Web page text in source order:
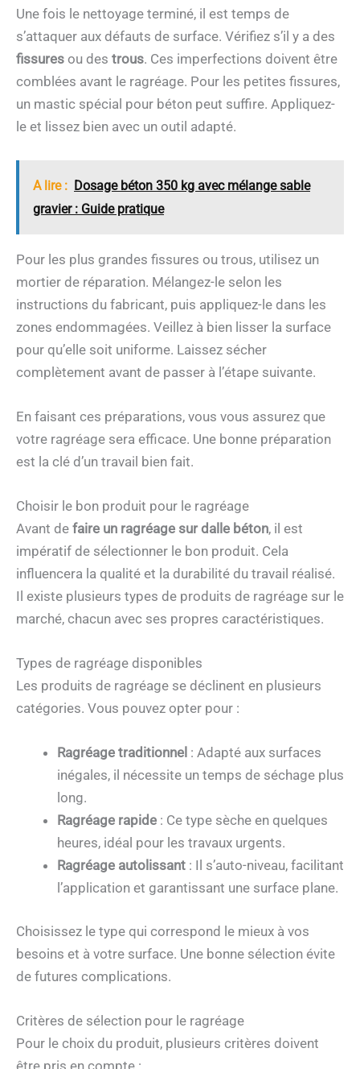
Une fois le nettoyage terminé, il est temps de
s’attaquer aux défauts de surface. Vérifiez s’il y a des
fissures ou des trous. Ces imperfections doivent être
comblées avant le ragréage. Pour les petites fissures,
un mastic spécial pour béton peut suffire. Appliquez-
le et lissez bien avec un outil adapté.
A lire : Dosage béton 350 kg avec mélange sable
gravier : Guide pratique
Pour les plus grandes fissures ou trous, utilisez un
mortier de réparation. Mélangez-le selon les
instructions du fabricant, puis appliquez-le dans les
zones endommagées. Veillez à bien lisser la surface
pour qu’elle soit uniforme. Laissez sécher
complètement avant de passer à l’étape suivante.
En faisant ces préparations, vous vous assurez que
votre ragréage sera efficace. Une bonne préparation
est la clé d’un travail bien fait.
Choisir le bon produit pour le ragréage
Avant de faire un ragréage sur dalle béton, il est
impératif de sélectionner le bon produit. Cela
influencera la qualité et la durabilité du travail réalisé.
Il existe plusieurs types de produits de ragréage sur le
marché, chacun avec ses propres caractéristiques.
Types de ragréage disponibles
Les produits de ragréage se déclinent en plusieurs
catégories. Vous pouvez opter pour :
Ragréage traditionnel : Adapté aux surfaces
inégales, il nécessite un temps de séchage plus
long.
Ragréage rapide : Ce type sèche en quelques
heures, idéal pour les travaux urgents.
Ragréage autolissant : Il s’auto-niveau, facilitant
l’application et garantissant une surface plane.
Choisissez le type qui correspond le mieux à vos
besoins et à votre surface. Une bonne sélection évite
de futures complications.
Critères de sélection pour le ragréage
Pour le choix du produit, plusieurs critères doivent
être pris en compte :